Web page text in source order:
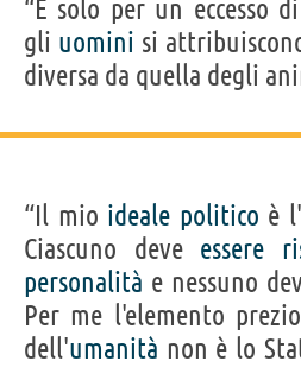
“È solo per un eccesso
gli uomini si
diversa da quella degli
“Il mio ideale politico è l'
Ciascuno deve essere
personalità e nessuno
Per me l'elemento
dell'umanità non è lo